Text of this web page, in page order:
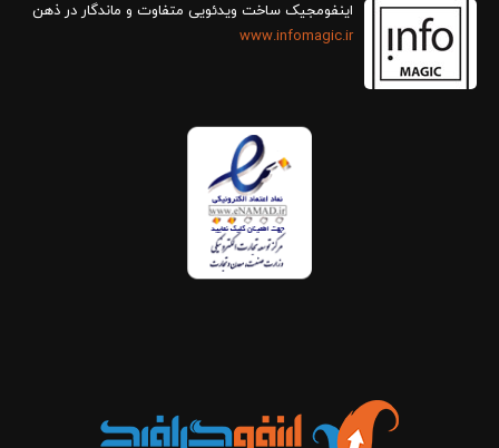
اینفومجیک ساخت ویدئویی متفاوت و ماندگار در ذهن
www.infomagic.ir